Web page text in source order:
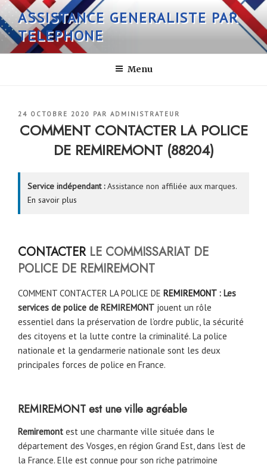
Aller
au
contenu
principal
ASSISTANCE GENERALISTE PAR
TELEPHONE
Menu
PUBLIÉ
LE
24 OCTOBRE 2020 PAR ADMINISTRATEUR
COMMENT CONTACTER LA POLICE
DE REMIREMONT (88204)
Service indépendant :Assistance non affiliée aux marques.
En savoir plus
CONTACTERLE COMMISSARIAT DE
POLICE DE REMIREMONT
COMMENT CONTACTER LA POLICE DE REMIREMONT : Les
services de police de REMIREMONT jouent un rôle
essentiel dans la préservation de l’ordre public, la sécurité
des citoyens et la lutte contre la criminalité. La police
nationale et la gendarmerie nationale sont les deux
principales forces de police en France.
REMIREMONTest une ville agréable
Remiremont est une charmante ville située dans le
département des Vosges, en région Grand Est, dans l’est de
la France. Elle est connue pour son riche patrimoine